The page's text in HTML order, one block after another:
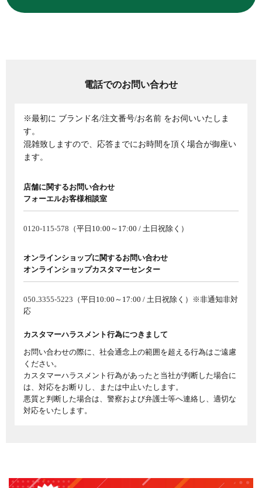
電話でのお問い合わせ
※最初に ブランド名/注文番号/お名前 をお伺いいたしま
す。
混雑致しますので、応答までにお時間を頂く場合が御座い
ます。
店舗に関するお問い合わせ
フォーエルお客様相談室
0120-115-578 （平日10:00～17:00 / 土日祝除く）
オンラインショップに関するお問い合わせ
オンラインショップカスタマーセンター
050₋3355-5223 （平日10:00～17:00 / 土日祝除く）※非通知非対
応
カスタマーハラスメント行為につきまして
お問い合わせの際に、社会通念上の範囲を超える行為はご遠慮
ください。
カスタマーハラスメント行為があったと当社が判断した場合に
は、対応をお断りし、または中止いたします。
悪質と判断した場合は、警察および弁護士等へ連絡し、適切な
対応をいたします。